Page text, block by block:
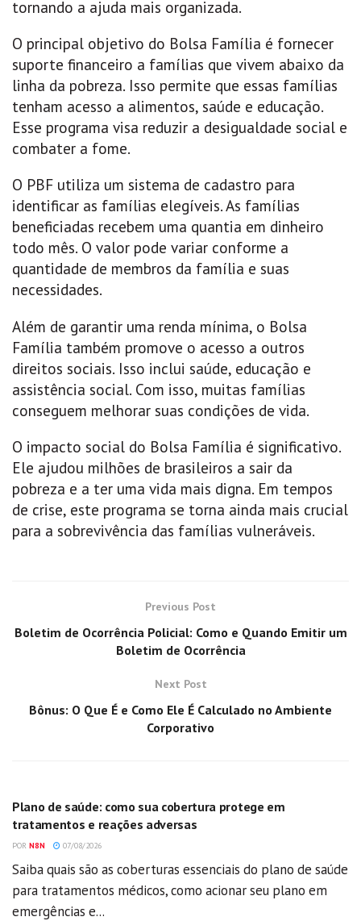
tornando a ajuda mais organizada.
O principal objetivo do Bolsa Família é fornecer
suporte financeiro a famílias que vivem abaixo da
linha da pobreza. Isso permite que essas famílias
tenham acesso a alimentos, saúde e educação.
Esse programa visa reduzir a desigualdade social e
combater a fome.
O PBF utiliza um sistema de cadastro para
identificar as famílias elegíveis. As famílias
beneficiadas recebem uma quantia em dinheiro
todo mês. O valor pode variar conforme a
quantidade de membros da família e suas
necessidades.
Além de garantir uma renda mínima, o Bolsa
Família também promove o acesso a outros
direitos sociais. Isso inclui saúde, educação e
assistência social. Com isso, muitas famílias
conseguem melhorar suas condições de vida.
O impacto social do Bolsa Família é significativo.
Ele ajudou milhões de brasileiros a sair da
pobreza e a ter uma vida mais digna. Em tempos
de crise, este programa se torna ainda mais crucial
para a sobrevivência das famílias vulneráveis.
Previous Post
Boletim de Ocorrência Policial: Como e Quando Emitir um
Boletim de Ocorrência
Next Post
Bônus: O Que É e Como Ele É Calculado no Ambiente
Corporativo
Plano de saúde: como sua cobertura protege em
tratamentos e reações adversas
POR N8N 07/08/2026
Saiba quais são as coberturas essenciais do plano de saúde
para tratamentos médicos, como acionar seu plano em
emergências e...